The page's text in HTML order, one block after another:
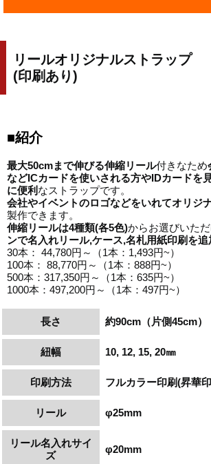
リールオリジナルストラップ
(印刷あり)
■紹介
最大50cmまで伸びる伸縮リール付きなため
などICカードを使いされる方やIDカードを
に便利 なストラップです。
会社やイベントのロゴなどをいれてオリジ
製作できます。
伸縮リールは4種類(各5色)からお選びいただ
ンで名入れリール,ケース,名札用紙印刷を追
30本： 44,780円～（1本：1,493円~）
100本： 88,770円～（1本：888円~）
500本：317,350円～（1本：635円~）
1000本：497,200円～（1本：497円~）
長さ 約90cm（片側45cm）
紐幅 10, 12, 15, 20㎜
印刷方法 フルカラー印刷(昇華
リール φ25mm
リール名入れサイ
ズ
φ20mm